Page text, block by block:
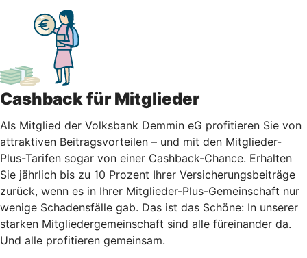
Cashback für Mitglieder
Als Mitglied der Volksbank Demmin eG profitieren Sie von
attraktiven Beitragsvorteilen – und mit den Mitglieder-
Plus-Tarifen sogar von einer Cashback-Chance. Erhalten
Sie jährlich bis zu 10 Prozent Ihrer Versicherungsbeiträge
zurück, wenn es in Ihrer Mitglieder-Plus-Gemeinschaft nur
wenige Schadensfälle gab. Das ist das Schöne: In unserer
starken Mitgliedergemeinschaft sind alle füreinander da.
Und alle profitieren gemeinsam.